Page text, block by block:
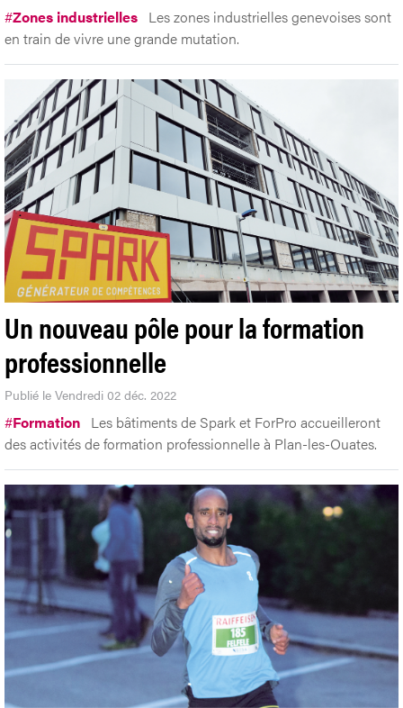
#Zones industrielles Les zones industrielles genevoises sont
en train de vivre une grande mutation.
Un nouveau pôle pour la formation
professionnelle
Publié le Vendredi 02 déc. 2022
#Formation Les bâtiments de Spark et ForPro accueilleront
des activités de formation professionnelle à Plan-les-Ouates.